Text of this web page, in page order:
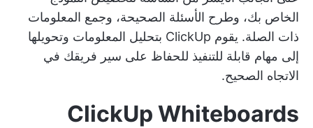
الخاص بك، وطرح الأسئلة الصحيحة، وجمع المعلومات
ذات الصلة. يقوم ClickUp بتحليل المعلومات وتحويلها
إلى مهام قابلة للتنفيذ للحفاظ على سير فريقك في
الاتجاه الصحيح.
ClickUp Whiteboards